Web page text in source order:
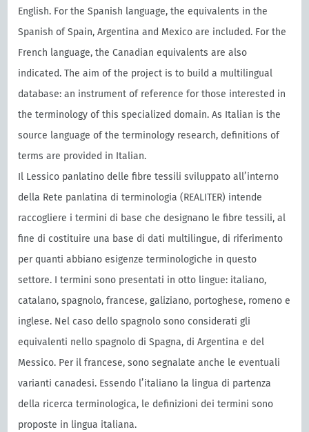
English. For the Spanish language, the equivalents in the
Spanish of Spain, Argentina and Mexico are included. For the
French language, the Canadian equivalents are also
indicated. The aim of the project is to build a multilingual
database: an instrument of reference for those interested in
the terminology of this specialized domain. As Italian is the
source language of the terminology research, definitions of
terms are provided in Italian.
Il Lessico panlatino delle fibre tessili sviluppato all’interno
della Rete panlatina di terminologia (REALITER) intende
raccogliere i termini di base che designano le fibre tessili, al
fine di costituire una base di dati multilingue, di riferimento
per quanti abbiano esigenze terminologiche in questo
settore. I termini sono presentati in otto lingue: italiano,
catalano, spagnolo, francese, galiziano, portoghese, romeno e
inglese. Nel caso dello spagnolo sono considerati gli
equivalenti nello spagnolo di Spagna, di Argentina e del
Messico. Per il francese, sono segnalate anche le eventuali
varianti canadesi. Essendo l’italiano la lingua di partenza
della ricerca terminologica, le definizioni dei termini sono
proposte in lingua italiana.